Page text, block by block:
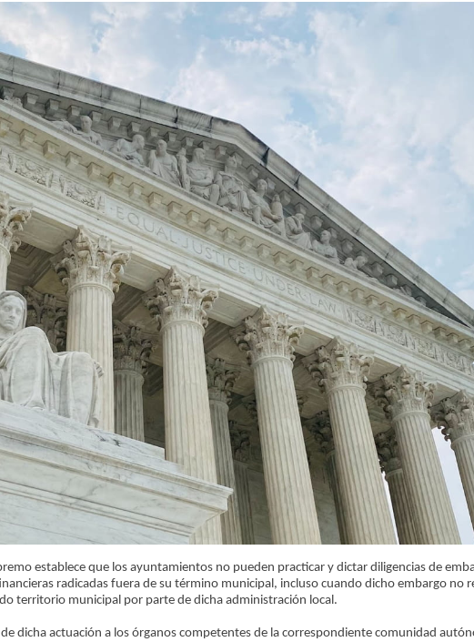
establece que los ayuntamientos no pueden practicar y dictar diligencias de
radicadas fuera de su término municipal, incluso cuando dicho embargo no
territorio municipal por parte de dicha administración local.
de dicha actuación a los órganos competentes de la correspondiente comunidad